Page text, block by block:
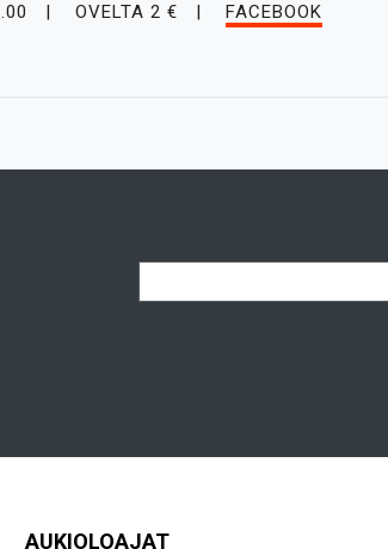
OVELTA 2 € FACEBOOK
AUKIOLOAJAT